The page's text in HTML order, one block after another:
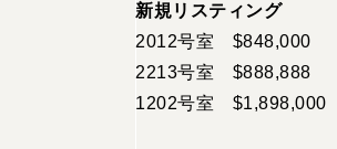
新規リスティング
2012号室 $848,000 （
2213号室 $888,888 （
1202号室 $1,898,000